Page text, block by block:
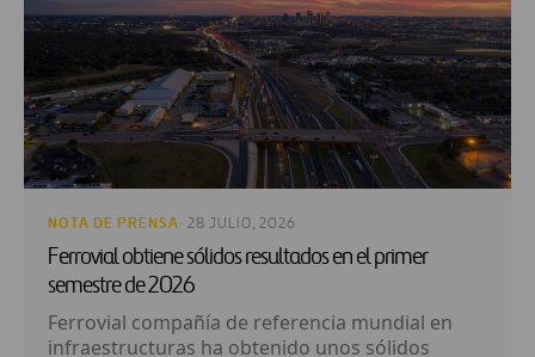
NOTA DE PRENSA· 28 JULIO, 2026
Ferrovial obtiene sólidos resultados en el primer
semestre de 2026
Ferrovial compañía de referencia mundial en
infraestructuras ha obtenido unos sólidos